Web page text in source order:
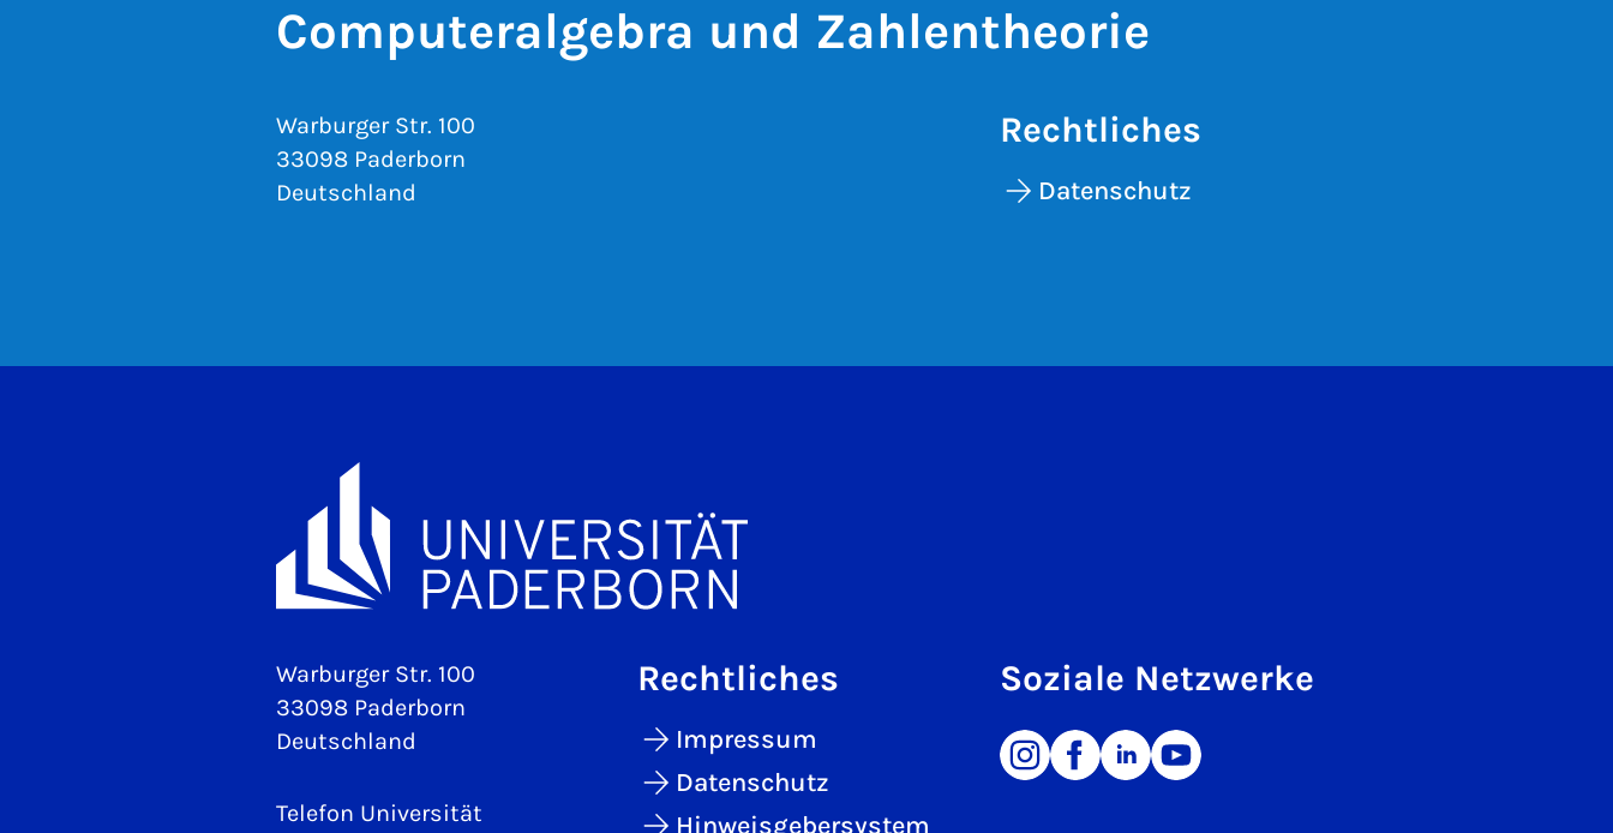
Computeralgebra und Zahlentheorie
Warburger Str. 100
33098 Paderborn
Deutschland
Rechtliches
Datenschutz
Warburger Str. 100
33098 Paderborn
Deutschland
Telefon Universität
Rechtliches
Impressum
Datenschutz
Hinweisgebersystem
Soziale Netzwerke